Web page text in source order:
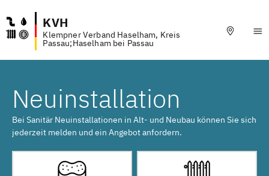
KVH
Klempner Verband Haselham, Kreis
Passau;Haselham bei Passau
Neuinstallation
Bei Sanitär Neuinstallationen in Alt- und Neubau können Sie sich
jederzeit melden und ein Angebot anfordern.